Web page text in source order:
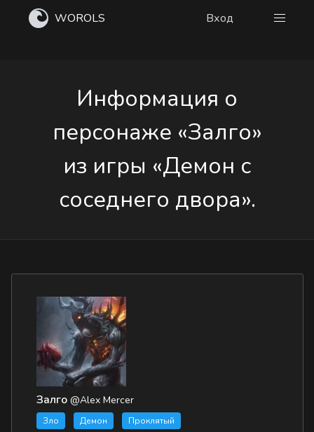
WOROLS Вход
Информация о
персонаже «Залго»
из игры «Демон с
соседнего двора».
Залго @Alex Mercer
Зло Демон Проклятый